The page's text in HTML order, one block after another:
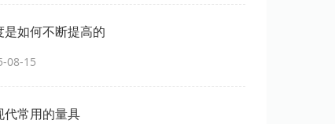
是如何不断提高的
08-15
代常用的量具